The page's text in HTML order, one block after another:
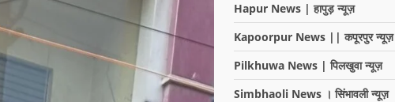
Hapur News | हापुड़ न्यूज़
Kapoorpur News || कपूरपुर न्यूज़
Pilkhuwa News | पिलखुवा न्यूज़
Simbhaoli News । सिंभावली न्यूज़